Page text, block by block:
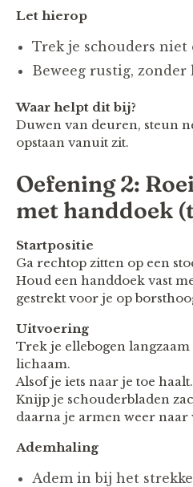
Let hierop
Trek je schouders niet
Beweeg rustig, zonder
Waar helpt dit bij?
Duwen van deuren, steun
opstaan vanuit zit.
Oefening 2:
met handdoek
Startpositie
Ga rechtop zitten op een
Houd een handdoek vast
gestrekt voor je op
Uitvoering
Trek je ellebogen
lichaam.
Alsof je iets naar je toe haalt.
Knijp je schouderbladen
daarna je armen weer naar
Ademhaling
Adem in bij het